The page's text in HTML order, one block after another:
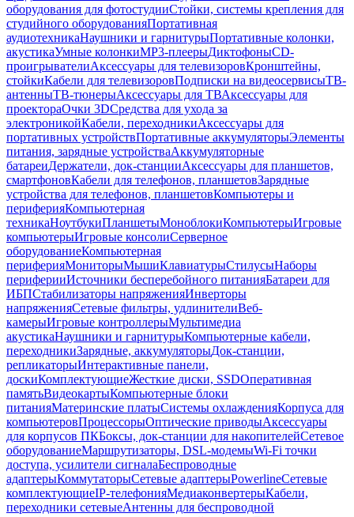
оборудования для фотостудииСтойки, системы крепления для
студийного оборудованияПортативная
аудиотехникаНаушники и гарнитурыПортативные колонки,
акустикаУмные колонкиMP3-плеерыДиктофоныCD-
проигрывателиАксессуары для телевизоровКронштейны,
стойкиКабели для телевизоровПодписки на видеосервисыТВ-
антенныТВ-тюнерыАксессуары для ТВАксессуары для
проектораОчки 3DСредства для ухода за
электроникойКабели, переходникиАксессуары для
портативных устройствПортативные аккумуляторыЭлементы
питания, зарядные устройстваАккумуляторные
батареиДержатели, док-станцииАксессуары для планшетов,
смартфоновКабели для телефонов, планшетовЗарядные
устройства для телефонов, планшетовКомпьютеры и
периферияКомпьютерная
техникаНоутбукиПланшетыМоноблокиКомпьютерыИгровые
компьютерыИгровые консолиСерверное
оборудованиеКомпьютерная
периферияМониторыМышиКлавиатурыСтилусыНаборы
периферииИсточники бесперебойного питанияБатареи для
ИБПСтабилизаторы напряженияИнверторы
напряженияСетевые фильтры, удлинителиВеб-
камерыИгровые контроллерыМультимедиа
акустикаНаушники и гарнитурыКомпьютерные кабели,
переходникиЗарядные, аккумуляторыДок-станции,
репликаторыИнтерактивные панели,
доскиКомплектующиеЖесткие диски, SSDОперативная
памятьВидеокартыКомпьютерные блоки
питанияМатеринские платыСистемы охлажденияКорпуса для
компьютеровПроцессорыОптические приводыАксессуары
для корпусов ПКБоксы, док-станции для накопителейСетевое
оборудованиеМаршрутизаторы, DSL-модемыWi-Fi точки
доступа, усилители сигналаБеспроводные
адаптерыКоммутаторыСетевые адаптерыPowerlineСетевые
комплектующиеIP-телефонияМедиаконвертерыКабели,
переходники сетевыеАнтенны для беспроводной